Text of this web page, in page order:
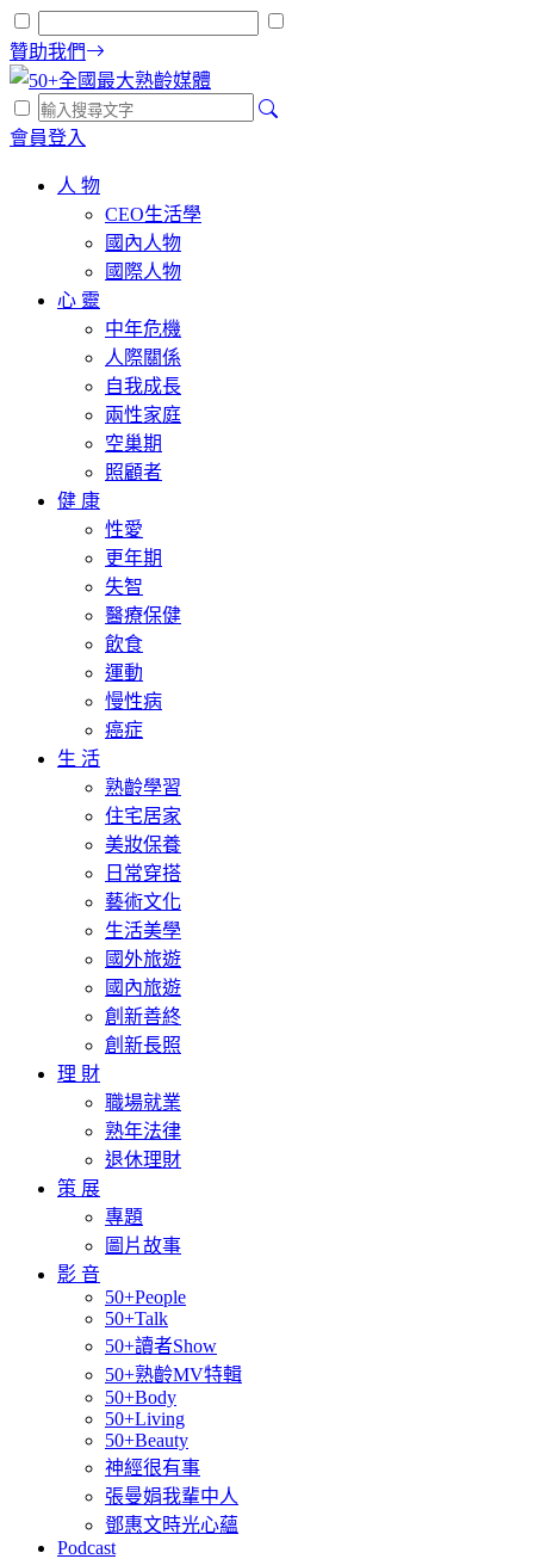
贊助我們
會員登入
人 物
CEO生活學
國內人物
國際人物
心 靈
中年危機
人際關係
自我成長
兩性家庭
空巢期
照顧者
健 康
性愛
更年期
失智
醫療保健
飲食
運動
慢性病
癌症
生 活
熟齡學習
住宅居家
美妝保養
日常穿搭
藝術文化
生活美學
國外旅遊
國內旅遊
創新善終
創新長照
理 財
職場就業
熟年法律
退休理財
策 展
專題
圖片故事
影 音
50+People
50+Talk
50+讀者Show
50+熟齡MV特輯
50+Body
50+Living
50+Beauty
神經很有事
張曼娟我輩中人
鄧惠文時光心蘊
Podcast